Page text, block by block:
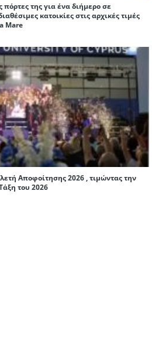
πόρτες της για ένα διήμερο σε
κατοικίες στις αρχικές τιμές
Mare
Αποφοίτησης 2026 , τιμώντας την
του 2026